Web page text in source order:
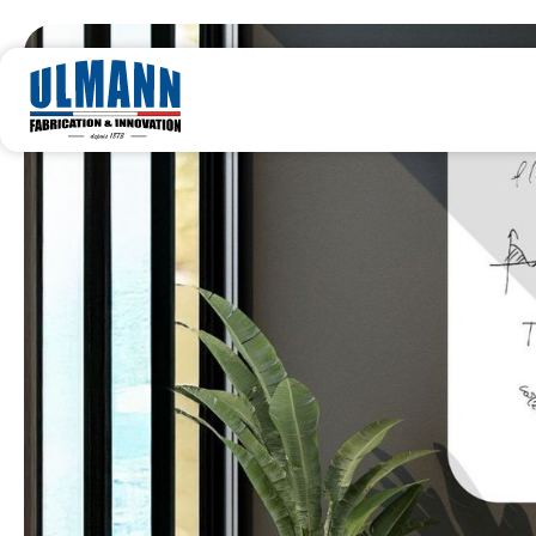
Tableaux
Tableaux bureau design : des surfaces d'écriture